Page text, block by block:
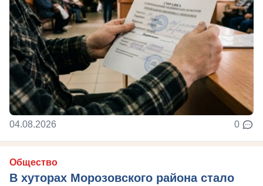
04.08.2026 0
Общество
В хуторах Морозовского района стало